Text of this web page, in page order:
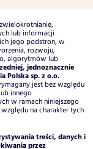
lub informacji
jego podstron, w
rozwoju,
algorytmów lub
jednoznacznie
Polska sp. z o.o.
jest bez względu
innego
w ramach niniejszego
na charakter tych
treści, danych i
przez